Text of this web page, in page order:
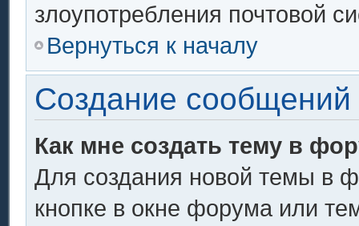
злоупотребления почтовой
Вернуться к началу
Создание сообщений
Как мне создать тему в
Для создания новой темы в
кнопке в окне форума или